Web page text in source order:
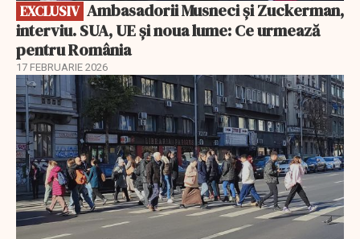
EXCLUSIV
interviu. SUA, UE și noua lume: Ce urmează
pentru România
17 FEBRUARIE 2026